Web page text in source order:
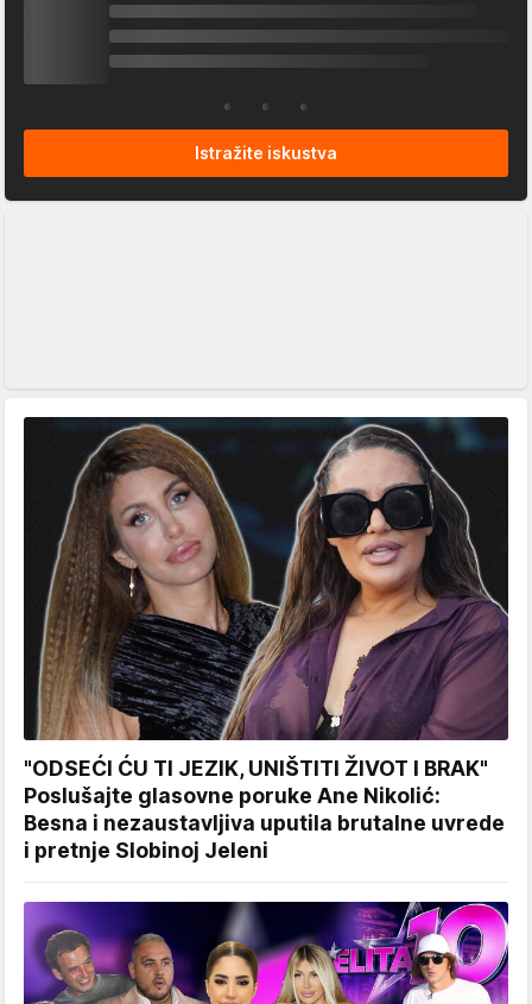
Istražite iskustva
"ODSEĆI ĆU TI JEZIK, UNIŠTITI ŽIVOT I BRAK"
Poslušajte glasovne poruke Ane Nikolić:
Besna i nezaustavljiva uputila brutalne uvrede
i pretnje Slobinoj Jeleni